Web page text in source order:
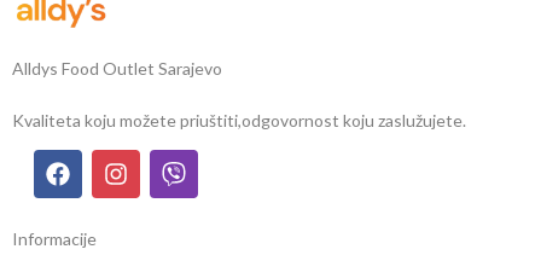
Alldys Food Outlet Sarajevo
Kvaliteta koju možete priuštiti,odgovornost koju zaslužujete.
Informacije